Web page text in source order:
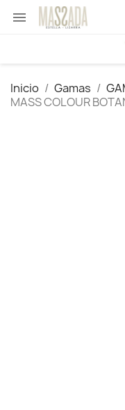

Inicio Gamas
MASS COLOUR